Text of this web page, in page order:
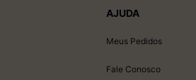
AJUDA
Meus Pedidos
Fale Conosco